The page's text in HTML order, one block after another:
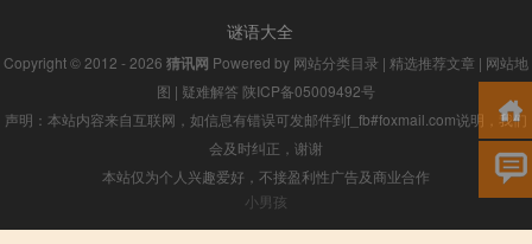
谜语大全
Copyright © 2012 - 2026 猜讯网 Powered by 网站分类目录 | 精选推荐文章 | 网站地
图 | 疑难解答 陕ICP备05009492号
声明：本站内容来自互联网，如信息有错误可发邮件到f_fb#foxmail.com说明，我们
会及时纠正，谢谢
本站仅为个人兴趣爱好，不接盈利性广告及商业合作
小男孩